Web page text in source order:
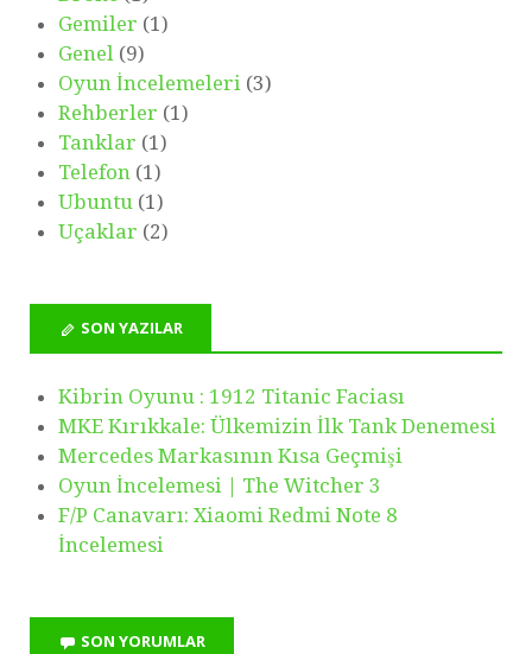
a
m
Gemiler (1)
Genel (9)
Oyun İncelemeleri (3)
Rehberler (1)
Tanklar (1)
Telefon (1)
Ubuntu (1)
Uçaklar (2)
SON YAZILAR
Kibrin Oyunu : 1912 Titanic Faciası
MKE Kırıkkale: Ülkemizin İlk Tank Denemesi
Mercedes Markasının Kısa Geçmişi
Oyun İncelemesi | The Witcher 3
F/P Canavarı: Xiaomi Redmi Note 8
İncelemesi
SON YORUMLAR